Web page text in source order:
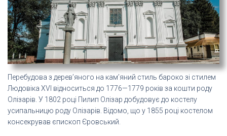
Перебудова з дерев’яного на кам’яний стиль бароко зі стилем
Людовіка XVI відноситься до 1776—1779 років за кошти роду
Олізарів. У 1802 році Пилип Олізар добудовує до костелу
усипальницю роду Олізарів. Відомо, що у 1855 році костелом
консекрував єпископ Єровський.